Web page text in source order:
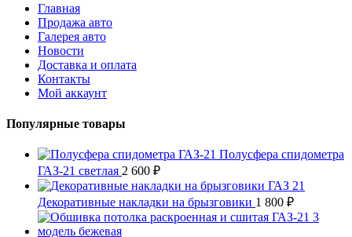
Главная
Продажа авто
Галерея авто
Новости
Доставка и оплата
Контакты
Мой аккаунт
Популярные товары
Полусфера спидометра
ГАЗ-21 светлая 2 600 ₽
Декоративные накладки на брызговики 1 800 ₽